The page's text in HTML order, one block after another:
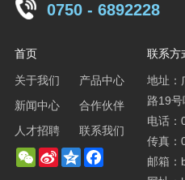
0750 - 6892228
首页
关于我们
产品中心
新闻中心
合作伙伴
人才招聘
联系我们
WeChat
Sina
Weibo
QzoneFacebook
联系方
地址：
路19号
电话：
传真：
邮箱：